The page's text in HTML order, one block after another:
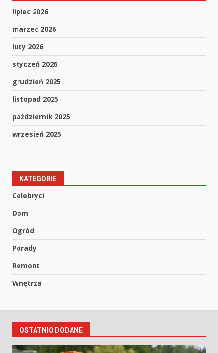
lipiec 2026
marzec 2026
luty 2026
styczeń 2026
grudzień 2025
listopad 2025
październik 2025
wrzesień 2025
KATEGORIE
Celebryci
Dom
Ogród
Porady
Remont
Wnętrza
OSTATNIO DODANE